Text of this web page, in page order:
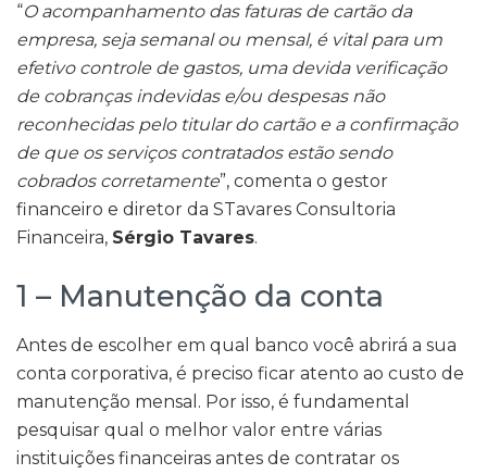
“O acompanhamento das faturas de cartão da
empresa, seja semanal ou mensal, é vital para um
efetivo controle de gastos, uma devida verificação
de cobranças indevidas e/ou despesas não
reconhecidas pelo titular do cartão e a confirmação
de que os serviços contratados estão sendo
cobrados corretamente”, comenta o gestor
financeiro e diretor da STavares Consultoria
Financeira, Sérgio Tavares.
1 – Manutenção da conta
Antes de escolher em qual banco você abrirá a sua
conta corporativa, é preciso ficar atento ao custo de
manutenção mensal. Por isso, é fundamental
pesquisar qual o melhor valor entre várias
instituições financeiras antes de contratar os